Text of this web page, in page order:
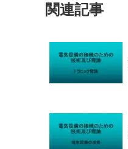
関連記事